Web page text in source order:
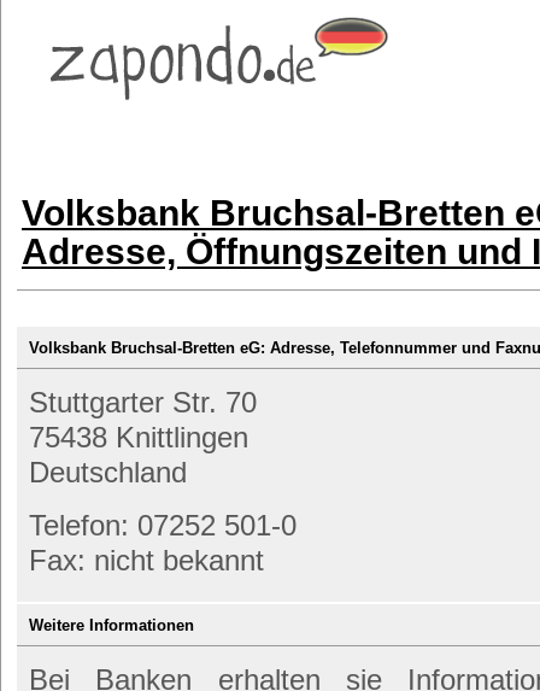
Volksbank Bruchsal-Bretten
Adresse, Öffnungszeiten und
Volksbank Bruchsal-Bretten eG: Adresse, Telefonnummer und
Stuttgarter Str. 70
75438 Knittlingen
Deutschland
Telefon: 07252 501-0
Fax: nicht bekannt
Weitere Informationen
Bei Banken erhalten sie